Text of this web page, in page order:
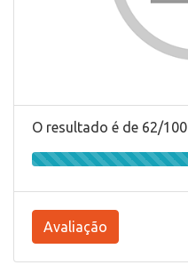
O resultado é de 62/100
Avaliação